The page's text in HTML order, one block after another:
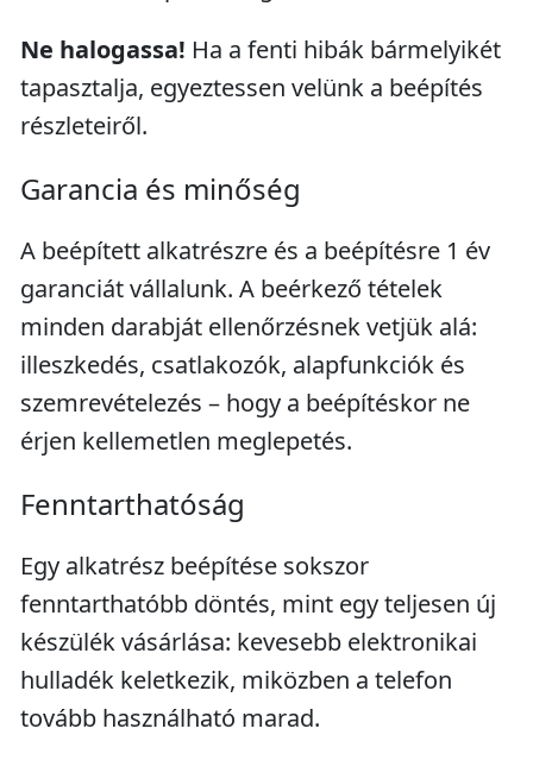
Ne halogassa! Ha a fenti hibák bármelyikét
tapasztalja, egyeztessen velünk a beépítés
részleteiről.
Garancia és minőség
A beépített alkatrészre és a beépítésre 1 év
garanciát vállalunk. A beérkező tételek
minden darabját ellenőrzésnek vetjük alá:
illeszkedés, csatlakozók, alapfunkciók és
szemrevételezés – hogy a beépítéskor ne
érjen kellemetlen meglepetés.
Fenntarthatóság
Egy alkatrész beépítése sokszor
fenntarthatóbb döntés, mint egy teljesen új
készülék vásárlása: kevesebb elektronikai
hulladék keletkezik, miközben a telefon
tovább használható marad.